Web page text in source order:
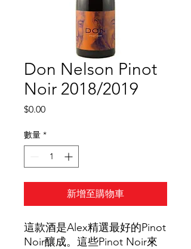
Don Nelson Pinot
Noir 2018/2019
$0.00價
數量 *
新增至購物車
這款酒是Alex精選最好的Pinot
Noir釀成。這些Pinot Noir來